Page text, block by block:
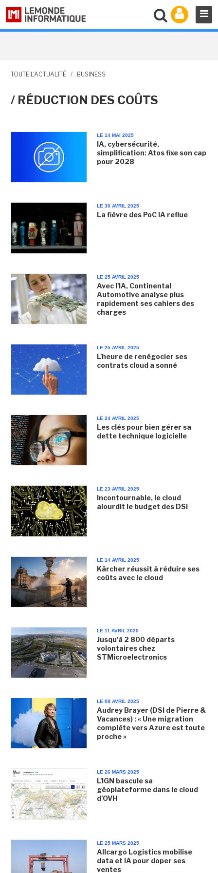
TOUTE L'ACTUALITÉ / BUSINESS
/ RÉDUCTION DES COÛTS
LE 14 MAI 2025
IA, cybersécurité,
simplification: Atos fixe son cap
pour 2028
LE 30 AVRIL 2025
La fièvre des PoC IA reflue
LE 25 AVRIL 2025
Avec l'IA, Continental
Automotive analyse plus
rapidement ses cahiers des
charges
LE 25 AVRIL 2025
L'heure de renégocier ses
contrats cloud a sonné
LE 24 AVRIL 2025
Les clés pour bien gérer sa
dette technique logicielle
LE 23 AVRIL 2025
Incontournable, le cloud
alourdit le budget des DSI
LE 14 AVRIL 2025
Kärcher réussit à réduire ses
coûts avec le cloud
LE 11 AVRIL 2025
Jusqu'à 2 800 départs
volontaires chez
STMicroelectronics
LE 08 AVRIL 2025
Audrey Brayer (DSI de Pierre &
Vacances) : « Une migration
complète vers Azure est toute
proche »
LE 26 MARS 2025
L'IGN bascule sa
géoplateforme dans le cloud
d'OVH
LE 25 MARS 2025
Allcargo Logistics mobilise
data et IA pour doper ses
ventes